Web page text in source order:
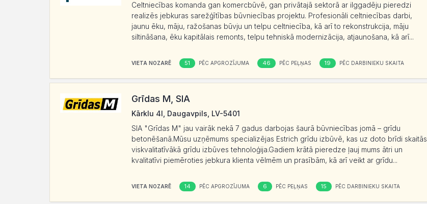
Celtniecības komanda gan komercbūvē, gan privātajā sektorā ar ilggadēju pieredzi
realizēs jebkuras sarežģītības būvniecības projektu. Profesionāli celtniecības darbi,
jaunu ēku, māju, ražošanas būvju un telpu celtniecība, kā arī to rekonstrukcija, māju
siltināšana, ēku kapitālais remonts, telpu tehniskā modernizācija, atjaunošana, kā arī...
VIETA NOZARĒ 51 PĒC APGROZĪJUMA 46 PĒC PEĻŅAS 19 PĒC DARBINIEKU SKAITA
Grīdas M, SIA
Kārklu 4I, Daugavpils, LV-5401
SIA "Grīdas M" jau vairāk nekā 7 gadus darbojas šaurā būvniecības jomā – grīdu
betonēšanā.Mūsu uzņēmums specializējas Estrich grīdu izbūvē, kas uz doto brīdi skaitās
viskvalitatīvākā grīdu izbūves tehnoloģija.Gadiem krātā pieredze ļauj mums ātri un
kvalitatīvi piemēroties jebkura klienta vēlmēm un prasībām, kā arī veikt ar grīdu...
VIETA NOZARĒ 14 PĒC APGROZĪJUMA 6 PĒC PEĻŅAS 15 PĒC DARBINIEKU SKAITA